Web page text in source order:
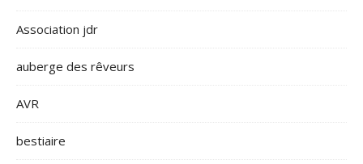
Association jdr
auberge des rêveurs
AVR
bestiaire